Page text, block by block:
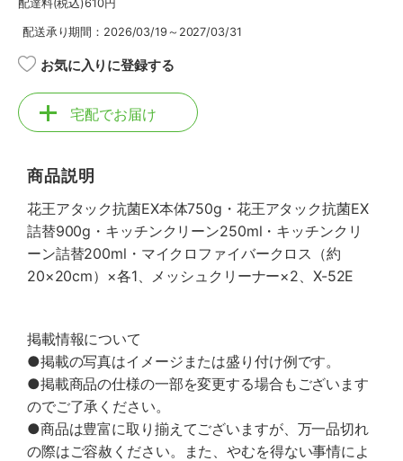
配達料(税込)610円
配送承り期間：2026/03/19～2027/03/31
お気に入りに登録する
宅配でお届け
商品説明
花王アタック抗菌EX本体750g・花王アタック抗菌EX
詰替900g・キッチンクリーン250ml・キッチンクリ
ーン詰替200ml・マイクロファイバークロス（約
20×20cm）×各1、メッシュクリーナー×2、X-52E
掲載情報について
●掲載の写真はイメージまたは盛り付け例です。
●掲載商品の仕様の一部を変更する場合もございます
のでご了承ください。
●商品は豊富に取り揃えてございますが、万一品切れ
の際はご容赦ください。また、やむを得ない事情によ